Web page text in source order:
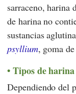
sarraceno, harina
de harina no
sustancias
psyllium, goma
Tipos de
Dependiendo del